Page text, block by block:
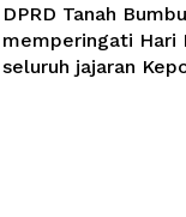
DPRD Tanah
memperingati Hari
seluruh jajaran